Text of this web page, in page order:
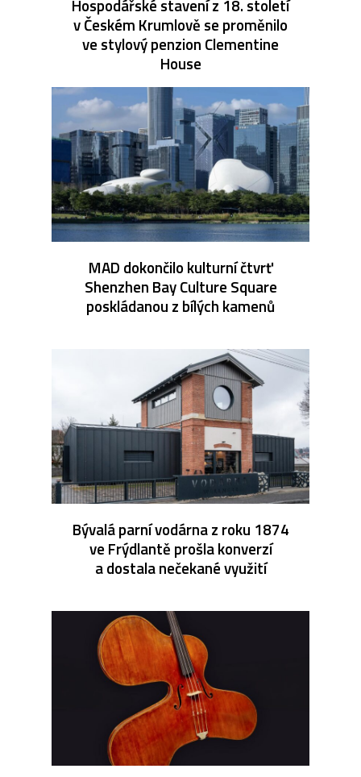
Hospodářské stavení z 18. století
v Českém Krumlově se proměnilo
ve stylový penzion Clementine
House
MAD dokončilo kulturní čtvrť
Shenzhen Bay Culture Square
poskládanou z bílých kamenů
Bývalá parní vodárna z roku 1874
ve Frýdlantě prošla konverzí
a dostala nečekané využití